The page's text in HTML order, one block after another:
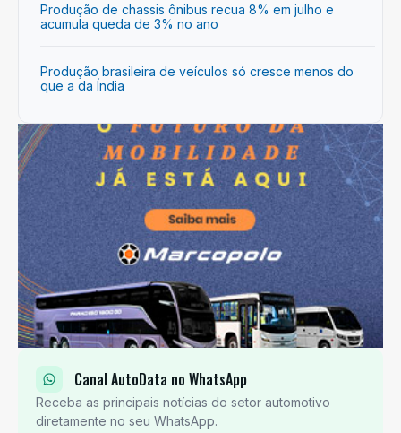
Produção de chassis ônibus recua 8% em julho e
acumula queda de 3% no ano
Produção brasileira de veículos só cresce menos do
que a da Índia
Canal AutoData no WhatsApp
Receba as principais notícias do setor automotivo
diretamente no seu WhatsApp.